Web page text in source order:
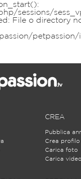
sessions/
File o directory
petpassion/
CREA
Pubblica
Crea profilo
Carica foto
Carica video